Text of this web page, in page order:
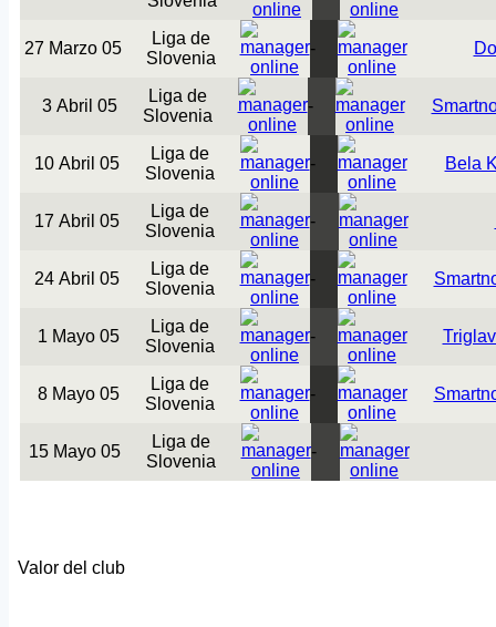
27 Marzo 05
Liga de
Slovenia
-
3 Abril 05
Liga de
Slovenia
-
10 Abril 05
Liga de
Slovenia
- Bela
17 Abril 05
Liga de
Slovenia
-
24 Abril 05
Liga de
Slovenia
-
1 Mayo 05
Liga de
Slovenia
-
8 Mayo 05
Liga de
Slovenia
-
15 Mayo 05
Liga de
Slovenia
-
Valor del club